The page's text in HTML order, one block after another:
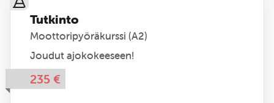
Tutkinto
Moottoripyöräkurssi (A2)
Joudut ajokokeeseen!
235 €